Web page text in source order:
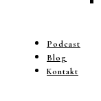
Podcast
Blog
Kontakt